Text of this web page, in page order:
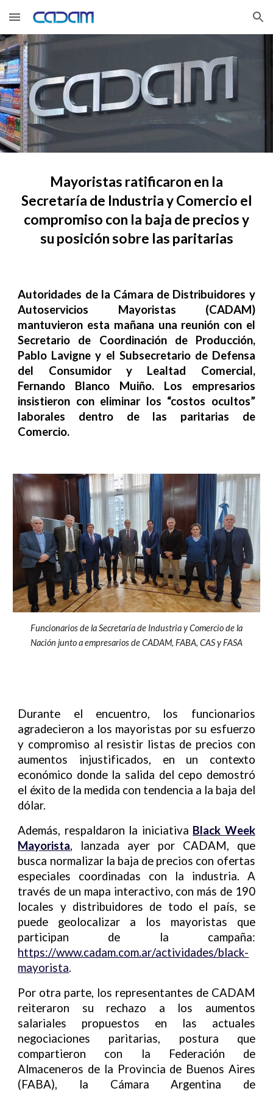
Skip to main content Skip to navigation
Mayoristas ratificaron en la
Secretaría de Industria y Comercio el
compromiso con la baja de precios y
su posición sobre las paritarias
Autoridades de la Cámara de Distribuidores y
Autoservicios Mayoristas (CADAM)
mantuvieron esta mañana una reunión con el
Secretario de Coordinación de Producción,
Pablo Lavigne y el Subsecretario de Defensa
del Consumidor y Lealtad Comercial,
Fernando Blanco Muiño. Los empresarios
insistieron con eliminar los “costos ocultos”
laborales dentro de las paritarias de
Comercio.
Funcionarios de la Secretaría de Industria y Comercio de la
Nación junto a empresarios de CADAM, FABA, CAS y FASA
Durante el encuentro, los funcionarios
agradecieron a los mayoristas por su esfuerzo
y compromiso al resistir listas de precios con
aumentos injustificados, en un contexto
económico donde la salida del cepo demostró
el éxito de la medida con tendencia a la baja del
dólar.
Además, respaldaron la iniciativa Black Week
Mayorista, lanzada ayer por CADAM, que
busca normalizar la baja de precios con ofertas
especiales coordinadas con la industria. A
través de un mapa interactivo, con más de 190
locales y distribuidores de todo el país, se
puede geolocalizar a los mayoristas que
participan de la campaña:
https://www.cadam.com.ar/actividades/black-
mayorista.
Por otra parte, los representantes de CADAM
reiteraron su rechazo a los aumentos
salariales propuestos en las actuales
negociaciones paritarias, postura que
compartieron con la Federación de
Almaceneros de la Provincia de Buenos Aires
(FABA), la Cámara Argentina de